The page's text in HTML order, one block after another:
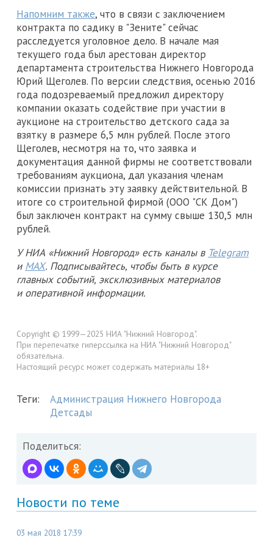
Напомним также, что в связи с заключением
контракта по садику в "Зените" сейчас
расследуется уголовное дело. В начале мая
текущего года был арестован директор
департамента строительства Нижнего Новгорода
Юрий Щеголев. По версии следствия, осенью 2016
года подозреваемый предложил директору
компании оказать содействие при участии в
аукционе на строительство детского сада за
взятку в размере 6,5 млн рублей. После этого
Щеголев, несмотря на то, что заявка и
документация данной фирмы не соответствовали
требованиям аукциона, дал указания членам
комиссии признать эту заявку действительной. В
итоге со строительной фирмой (ООО "СК Дом")
был заключен контракт на сумму свыше 130,5 млн
рублей.
У НИА «Нижний Новгород» есть каналы в Telegram
и MAX. Подписывайтесь, чтобы быть в курсе
главных событий, эксклюзивных материалов
и оперативной информации.
Copyright © 1999—2025 НИА "Нижний Новгород".
При перепечатке гиперссылка на НИА "Нижний Новгород"
обязательна.
Настоящий ресурс может содержать материалы 18+
Теги:
Администрация Нижнего Новгорода
Детсады
Поделиться:
Новости по теме
03 мая 2018 17:39